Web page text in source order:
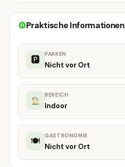
⚙Praktische Informationen
🅿 PARKEN
Nicht vor Ort
BEREICH
Indoor
🍽 GASTRONOMIE
Nicht vor Ort